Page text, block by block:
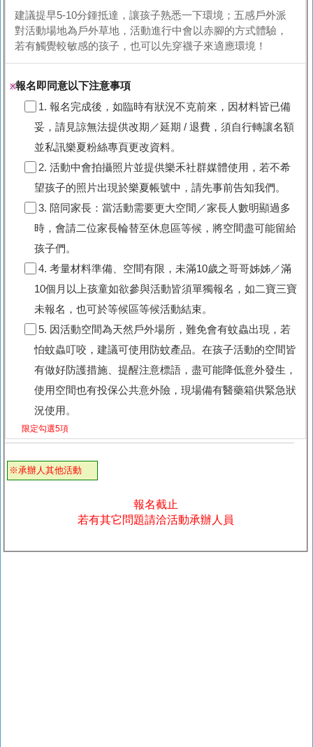
建議提早5-10分鍾抵達，讓孩子熟悉一下環境；五感戶外派
對活動場地為戶外草地，活動進行中會以赤腳的方式體驗，
若有觸覺較敏感的孩子，也可以先穿襪子來適應環境！
※報名即同意以下注意事項
1. 報名完成後，如臨時有狀況不克前來，因材料皆已備
妥，請見諒無法提供改期／延期 / 退費，須自行轉讓名額
並私訊樂夏粉絲專頁更改資料。
2. 活動中會拍攝照片並提供樂禾社群媒體使用，若不希
望孩子的照片出現於樂夏帳號中，請先事前告知我們。
3. 陪同家長：當活動需要更大空間／家長人數明顯過多
時，會請二位家長輪替至休息區等候，將空間盡可能留給
孩子們。
4. 考量材料準備、空間有限，未滿10歲之哥哥姊姊／滿
10個月以上孩童如欲參與活動皆須單獨報名，如二寶三寶
未報名，也可於等候區等候活動結束。
5. 因活動空間為天然戶外場所，難免會有蚊蟲出現，若
怕蚊蟲叮咬，建議可使用防蚊產品。在孩子活動的空間皆
有做好防護措施、提醒注意標語，盡可能降低意外發生，
使用空間也有投保公共意外險，現場備有醫藥箱供緊急狀
況使用。
限定勾選5項
※承辦人其他活動
報名截止
若有其它問題請洽活動承辦人員